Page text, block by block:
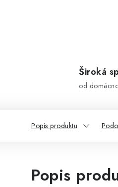
Široká
od
Popis produktu
Popis